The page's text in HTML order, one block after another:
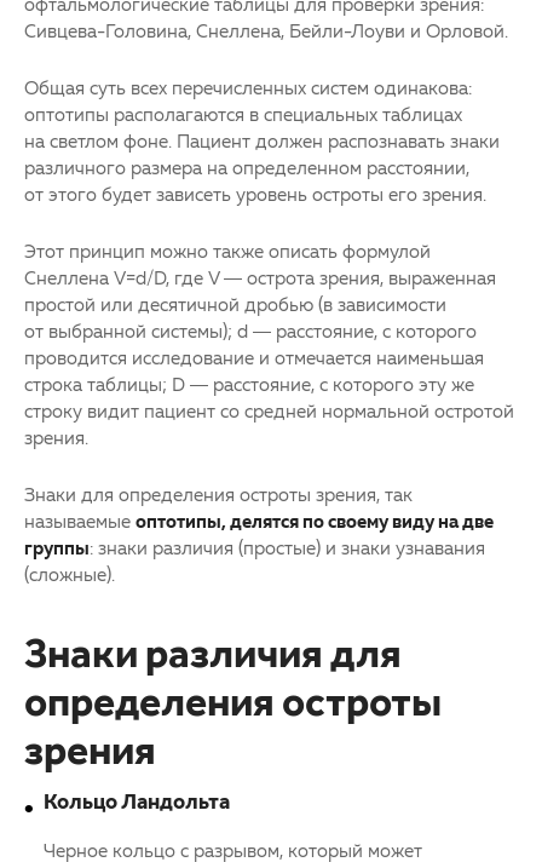
Сивцева-Головина, Снеллена, Бейли-Лоуви и Орловой.
Общая суть всех перечисленных систем одинакова:
оптотипы располагаются в специальных таблицах
на светлом фоне. Пациент должен распознавать знаки
различного размера на определенном расстоянии,
от этого будет зависеть уровень остроты его зрения.
Этот принцип можно также описать формулой
Снеллена V=d/D, где V — острота зрения, выраженная
простой или десятичной дробью (в зависимости
от выбранной системы); d — расстояние, с которого
проводится исследование и отмечается наименьшая
строка таблицы; D — расстояние, с которого эту же
строку видит пациент со средней нормальной остротой
зрения.
Знаки для определения остроты зрения, так
называемые оптотипы, делятся по своему виду на две
группы: знаки различия (простые) и знаки узнавания
(сложные).
Знаки различия для
определения остроты
зрения
Кольцо Ландольта
Черное кольцо с разрывом, который может